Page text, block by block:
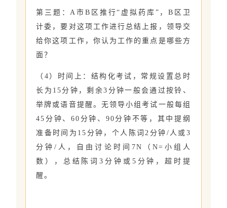
第三题：A市B区推行“虚拟药库”，B区卫
计委，要对这项工作进行总结上报，领导交
给你这项工作，你认为工作的重点是哪些方
面？
（4）时间上：结构化考试，常规设置总时
长为15分钟，剩余3分钟一般会通过按铃、
举牌或语音提醒。无领导小组考试一般每组
45分钟、60分钟、90分钟不等，其中提纲
准备时间为15分钟，个人陈词2分钟/人或3
分钟/人，自由讨论时间7N（N=小组人
数），总结陈词3分钟或5分钟，超时提
醒。